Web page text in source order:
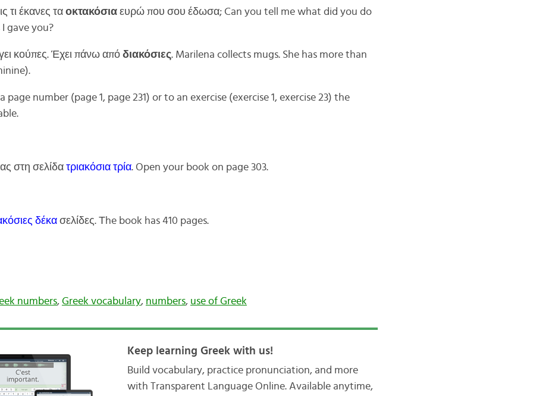
τι έκανες τα οκτακόσιαευρώ που σου έδωσα; Can you tell me what did you do
gave you?
κούπες. Έχει πάνω από διακόσιες. Marilena collects mugs. She has more than
number (page 1, page 231) or to an exercise (exercise 1, exercise 23) the
στη σελίδα τριακόσια τρία. Open your book on page 303.
δέκασελίδες. Τhe book has 410 pages.
numbers, Greek vocabulary, numbers, use of Greek
Keep learning Greek with us!
Build vocabulary, practice pronunciation, and more
with Transparent Language Online. Available anytime,